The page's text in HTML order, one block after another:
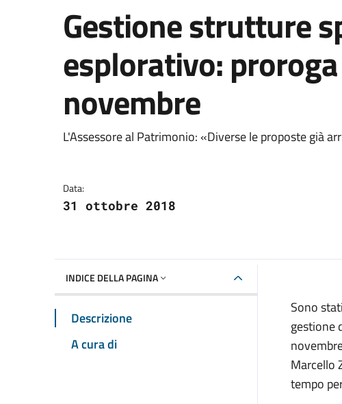
Gestione strutture
esplorativo:
novembre
Dettagli della notizia
L'Assessore al Patrimonio: «Diverse le proposte già
Data:
31 ottobre 2018
INDICE DELLA PAGINA
Descrizione
A cura di
Sono
gestione
Marcello
tempo